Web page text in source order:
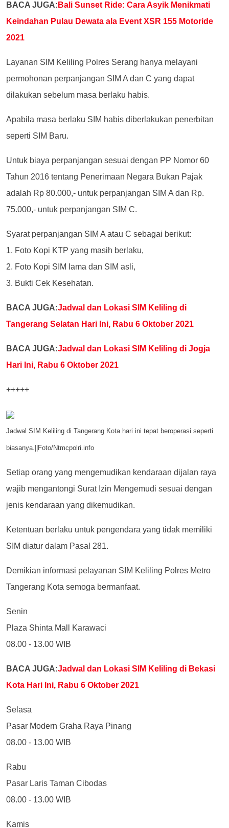
BACA JUGA: Bali Sunset Ride: Cara Asyik Menikmati
Keindahan Pulau Dewata ala Event XSR 155 Motoride
2021
Layanan SIM Keliling Polres Serang hanya melayani
permohonan perpanjangan SIM A dan C yang dapat
dilakukan sebelum masa berlaku habis.
Apabila masa berlaku SIM habis diberlakukan penerbitan
seperti SIM Baru.
Untuk biaya perpanjangan sesuai dengan PP Nomor 60
Tahun 2016 tentang Penerimaan Negara Bukan Pajak
adalah Rp 80.000,- untuk perpanjangan SIM A dan Rp.
75.000,- untuk perpanjangan SIM C.
Syarat perpanjangan SIM A atau C sebagai berikut:
1. Foto Kopi KTP yang masih berlaku,
2. Foto Kopi SIM lama dan SIM asli,
3. Bukti Cek Kesehatan.
BACA JUGA:Jadwal dan Lokasi SIM Keliling di
Tangerang Selatan Hari Ini, Rabu 6 Oktober 2021
BACA JUGA:Jadwal dan Lokasi SIM Keliling di Jogja
Hari Ini, Rabu 6 Oktober 2021
+++++
Jadwal SIM Keliling di Tangerang Kota hari ini tepat beroperasi seperti
biasanya.||Foto/Ntmcpolri.info
Setiap orang yang mengemudikan kendaraan dijalan raya
wajib mengantongi Surat Izin Mengemudi sesuai dengan
jenis kendaraan yang dikemudikan.
Ketentuan berlaku untuk pengendara yang tidak memiliki
SIM diatur dalam Pasal 281.
Demikian informasi pelayanan SIM Keliling Polres Metro
Tangerang Kota semoga bermanfaat.
Senin
Plaza Shinta Mall Karawaci
08.00 - 13.00 WIB
BACA JUGA:Jadwal dan Lokasi SIM Keliling di Bekasi
Kota Hari Ini, Rabu 6 Oktober 2021
Selasa
Pasar Modern Graha Raya Pinang
08.00 - 13.00 WIB
Rabu
Pasar Laris Taman Cibodas
08.00 - 13.00 WIB
Kamis